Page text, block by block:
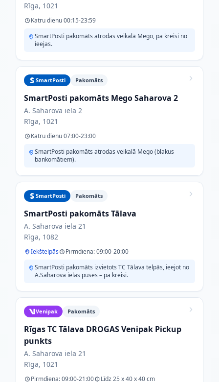
Rīga, 1021
Katru dienu 00:15-23:59
SmartPosti pakomāts atrodas veikalā Mego, pa kreisi no
ieejas.
SmartPosti Pakomāts
SmartPosti pakomāts Mego Saharova 2
A. Saharova iela 2
Rīga, 1021
Katru dienu 07:00-23:00
SmartPosti pakomāts atrodas veikalā Mego (blakus
bankomātiem).
SmartPosti Pakomāts
SmartPosti pakomāts Tālava
A. Saharova iela 21
Rīga, 1082
Iekštelpās
Pirmdiena: 09:00-20:00
SmartPosti pakomāts izvietots TC Tālava telpās, ieejot no
A.Saharova ielas puses – pa kreisi.
Venipak Pakomāts
Rīgas TC Tālava DROGAS Venipak Pickup
punkts
A. Saharova iela 21
Rīga, 1021
Pirmdiena: 09:00-21:00 Līdz 25 x 40 x 40 cm